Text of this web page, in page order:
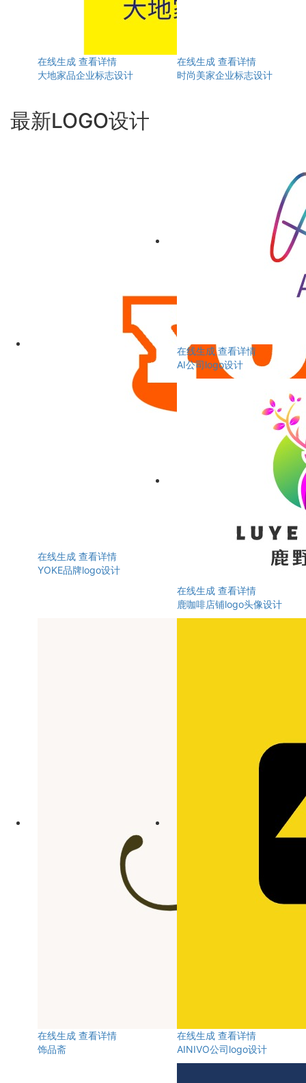
在线生成 查看详情
大地家品企业标志设计
在线生成 查看详情
时尚美家企业标志设计
最新LOGO设计
在线生成 查看详情
YOKE品牌logo设计
在线生成 查看详情
AI公司logo设计
在线生成 查看详情
鹿咖啡店铺logo头像设计
在线生成 查看详情
饰品斋
在线生成 查看详情
AINIVO公司logo设计